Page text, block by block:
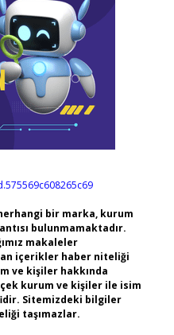
bir marka, kurum
bulunmamaktadır.
makaleler
içerikler haber niteliği
ve kişiler hakkında
kurum ve kişiler ile isim
Sitemizdeki bilgiler
taşımazlar.